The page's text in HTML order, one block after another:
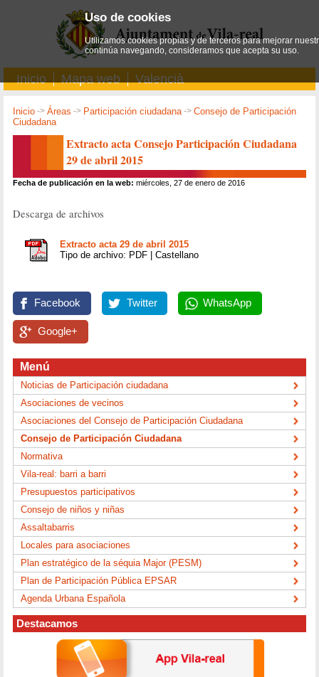
Inicio Mapa web Valencià
Inicio ->Áreas -> Participación ciudadana->Consejo de Participación
Ciudadana
Extracto acta Consejo Participación Ciudadana
29 de abril 2015
Fecha de publicación en la web: miércoles, 27 de enero de 2016
Descarga de archivos
Extracto acta 29 de abril 2015
Tipo de archivo: PDF | Castellano
Facebook Twitter WhatsApp
Google+
Menú
Noticias de Participación ciudadana
Asociaciones de vecinos
Asociaciones del Consejo de Participación Ciudadana
Consejo de Participación Ciudadana
Normativa
Vila-real: barri a barri
Presupuestos participativos
Consejo de niños y niñas
Assaltabarris
Locales para asociaciones
Plan estratégico de la séquia Major (PESM)
Plan de Participación Pública EPSAR
Agenda Urbana Española
Destacamos
Uso de cookies
Utilizamos cookies propias y de terceros para mejorar
continúa navegando, consideramos que acepta su uso.